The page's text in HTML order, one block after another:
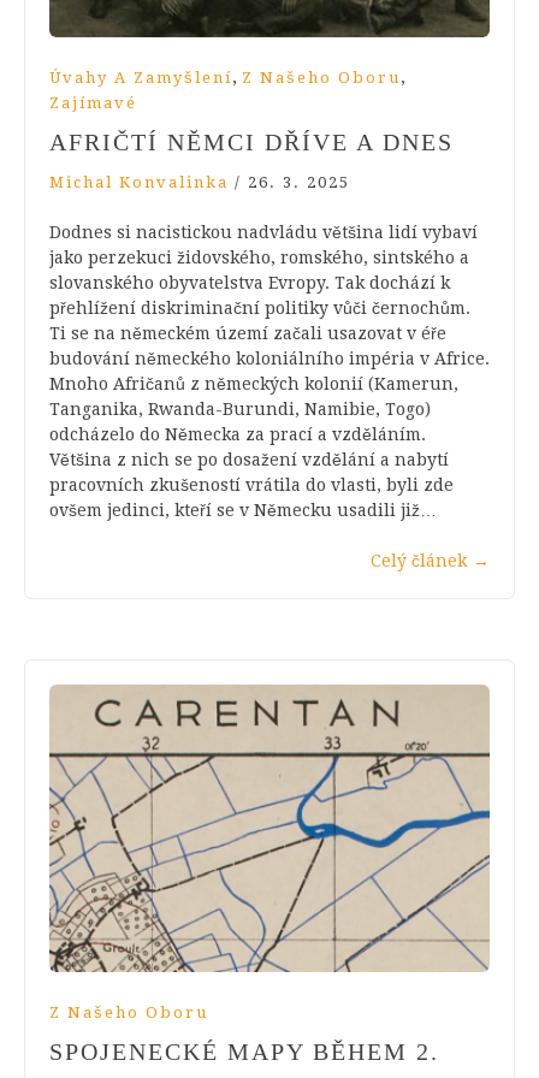
Úvahy A Zamyšlení, Z Našeho Oboru,
Zajímavé
AFRIČTÍ NĚMCI DŘÍVE A DNES
Michal Konvalinka / 26. 3. 2025
Dodnes si nacistickou nadvládu většina lidí vybaví
jako perzekuci židovského, romského, sintského a
slovanského obyvatelstva Evropy. Tak dochází k
přehlížení diskriminační politiky vůči černochům.
Ti se na německém území začali usazovat v éře
budování německého koloniálního impéria v Africe.
Mnoho Afričanů z německých kolonií (Kamerun,
Tanganika, Rwanda-Burundi, Namibie, Togo)
odcházelo do Německa za prací a vzděláním.
Většina z nich se po dosažení vzdělání a nabytí
pracovních zkušeností vrátila do vlasti, byli zde
ovšem jedinci, kteří se v Německu usadili již…
Celý článek →
Z Našeho Oboru
SPOJENECKÉ MAPY BĚHEM 2.